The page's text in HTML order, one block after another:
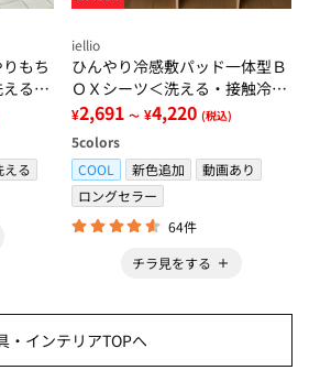
もち
るラ
接触
＞
える
iellio
ひんやり冷感敷パッド一体型Ｂ
ＯＸシーツ＜洗える・接触冷
感・抗菌防臭・時短・家事楽・
ボックスシーツ・寝苦しさ対策
＞
¥2,691 ～ ¥4,220 (税込)
5colors
COOL
新色追加
動画あり
ロングセラー
64件
チラ見をする
・インテリアTOPへ